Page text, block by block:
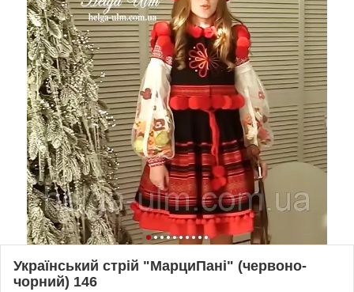
Український стрій "МарциПані" (червоно-
чорний) 146